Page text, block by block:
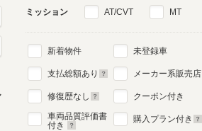
ミッション AT/CVT MT
新着物件
支払総額あり
修復歴なし
車両品質評価書
付き
未登録車
メーカー系販売店
クーポン付き
購入プラン付き